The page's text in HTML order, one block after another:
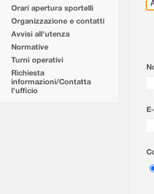
Orari apertura sportelli
Organizzazione e contatti
Avvisi all'utenza
Normative
Turni operativi
Richiesta
informazioni/Contatta
l'ufficio